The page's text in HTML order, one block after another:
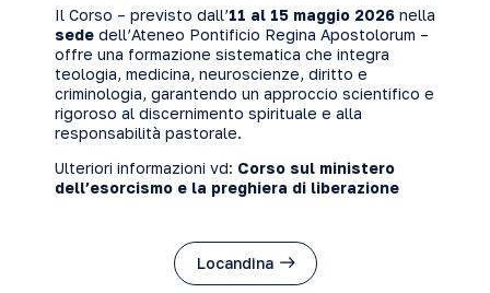
Il Corso – previsto dall’11 al 15 maggio 2026 nella
sede dell’Ateneo Pontificio Regina Apostolorum –
offre una formazione sistematica che integra
teologia, medicina, neuroscienze, diritto e
criminologia, garantendo un approccio scientifico e
rigoroso al discernimento spirituale e alla
responsabilità pastorale.
Ulteriori informazioni vd: Corso sul ministero
dell’esorcismo e la preghiera di liberazione
Locandina